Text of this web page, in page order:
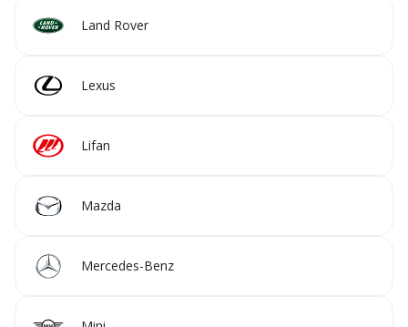
Land Rover
Lexus
Lifan
Mazda
Mercedes-Benz